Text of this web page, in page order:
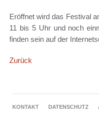
Eröffnet wird das Festival
11 bis 5 Uhr und noch
finden sein auf der
Zurück
NAVIGATION
KONTAKT DATENSCHUTZ